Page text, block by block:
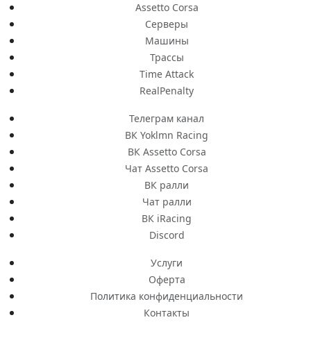
Assetto Corsa
Серверы
Машины
Трассы
Time Attack
RealPenalty
Телеграм канал
ВК Yoklmn Racing
ВК Assetto Corsa
Чат Assetto Corsa
ВК ралли
Чат ралли
ВК iRacing
Discord
Услуги
Оферта
Политика конфиденциальности
Контакты